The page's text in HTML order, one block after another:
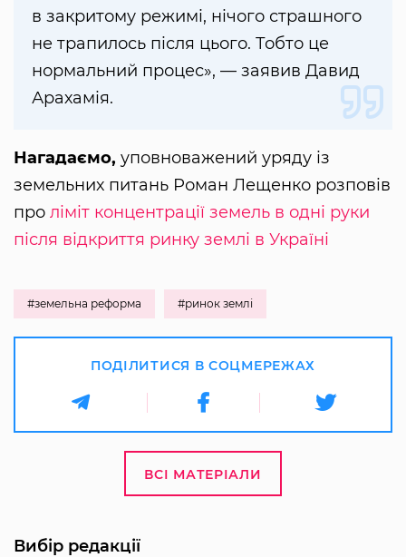
в закритому режимі, нічого страшного
не трапилось після цього. Тобто це
нормальний процес», — заявив Давид
Арахамія.
Нагадаємо, уповноважений уряду із
земельних питань Роман Лещенко розповів
про ліміт концентрації земель в одні руки
після відкриття ринку землі в Україні
#земельна реформа #ринок землі
ПОДІЛИТИСЯ В СОЦМЕРЕЖАХ
ВСІ МАТЕРІАЛИ
Вибір редакції